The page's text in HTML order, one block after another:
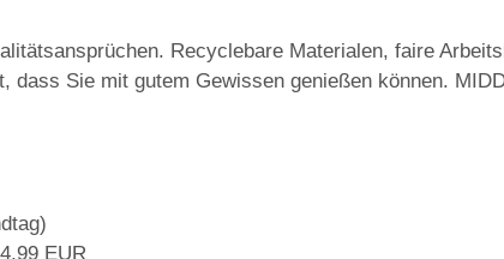
Recyclebare Materialen, faire
Sie mit gutem Gewissen genießen können.
EUR